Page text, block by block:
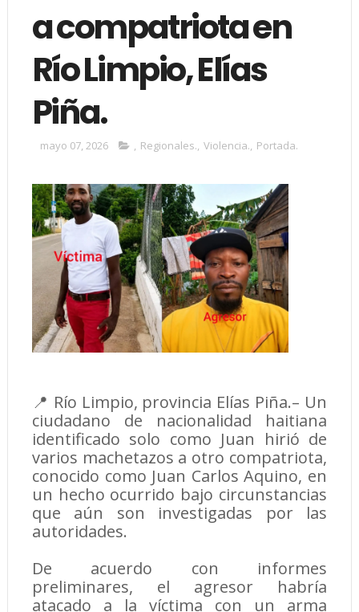
a compatriota en
Río Limpio, Elías
Piña.
mayo 07, 2026 , Regionales., Violencia., Portada.
📍 Río Limpio, provincia Elías Piña.– Un
ciudadano de nacionalidad haitiana
identificado solo como Juan hirió de
varios machetazos a otro compatriota,
conocido como Juan Carlos Aquino, en
un hecho ocurrido bajo circunstancias
que aún son investigadas por las
autoridades.
De acuerdo con informes
preliminares, el agresor habría
atacado a la víctima con un arma